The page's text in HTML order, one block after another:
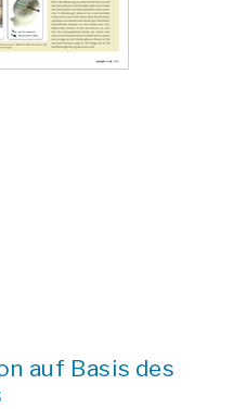
auf Basis des